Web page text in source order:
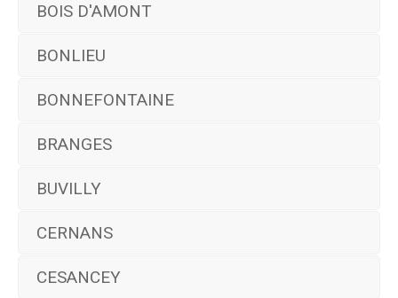
BOIS D'AMONT
BONLIEU
BONNEFONTAINE
BRANGES
BUVILLY
CERNANS
CESANCEY